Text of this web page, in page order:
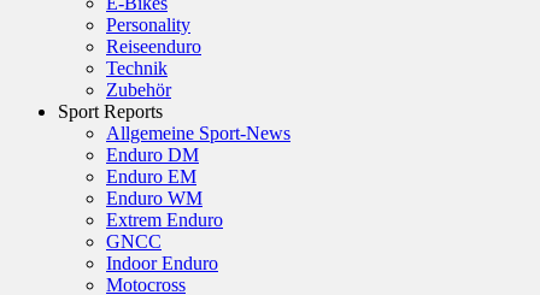
Personality
Reiseenduro
Technik
Zubehör
Sport Reports
Allgemeine Sport-News
Enduro DM
Enduro EM
Enduro WM
Extrem Enduro
GNCC
Indoor Enduro
Motocross